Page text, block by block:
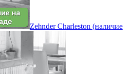
Zehnder Charleston (наличие